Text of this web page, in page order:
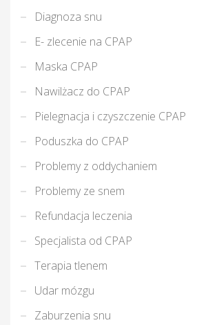
Diagnoza snu
E- zlecenie na CPAP
Maska CPAP
Nawilżacz do CPAP
Pielegnacja i czyszczenie CPAP
Poduszka do CPAP
Problemy z oddychaniem
Problemy ze snem
Refundacja leczenia
Specjalista od CPAP
Terapia tlenem
Udar mózgu
Zaburzenia snu